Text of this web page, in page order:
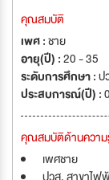
คุณสมบัติ
เพศ :ชาย
อายุ(ปี) :20 - 35
ระดับการศึกษา :ป
ประสบการณ์(ปี) :
คุณสมบัติด้านความ
เพศชาย